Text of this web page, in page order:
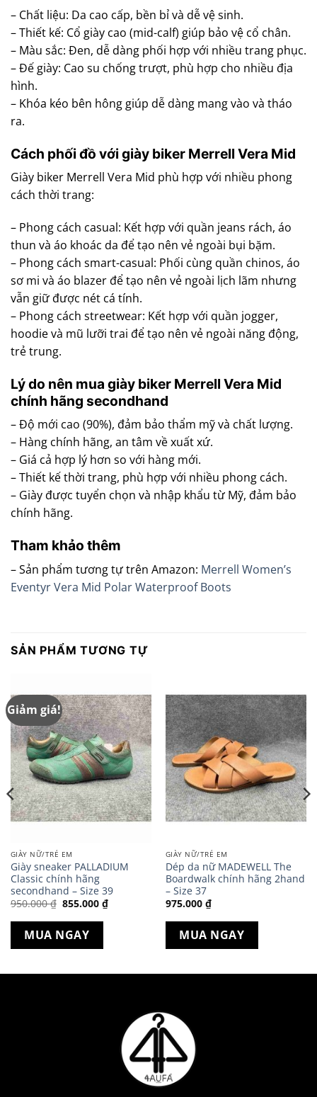
– Chất liệu: Da cao cấp, bền bỉ và dễ vệ sinh.
– Thiết kế: Cổ giày cao (mid-calf) giúp bảo vệ cổ chân.
– Màu sắc: Đen, dễ dàng phối hợp với nhiều trang phục.
– Đế giày: Cao su chống trượt, phù hợp cho nhiều địa
hình.
– Khóa kéo bên hông giúp dễ dàng mang vào và tháo
ra.
Cách phối đồ với giày biker Merrell Vera Mid
Giày biker Merrell Vera Mid phù hợp với nhiều phong
cách thời trang:
– Phong cách casual: Kết hợp với quần jeans rách, áo
thun và áo khoác da để tạo nên vẻ ngoài bụi bặm.
– Phong cách smart-casual: Phối cùng quần chinos, áo
sơ mi và áo blazer để tạo nên vẻ ngoài lịch lãm nhưng
vẫn giữ được nét cá tính.
– Phong cách streetwear: Kết hợp với quần jogger,
hoodie và mũ lưỡi trai để tạo nên vẻ ngoài năng động,
trẻ trung.
Lý do nên mua giày biker Merrell Vera Mid
chính hãng secondhand
– Độ mới cao (90%), đảm bảo thẩm mỹ và chất lượng.
– Hàng chính hãng, an tâm về xuất xứ.
– Giá cả hợp lý hơn so với hàng mới.
– Thiết kế thời trang, phù hợp với nhiều phong cách.
– Giày được tuyển chọn và nhập khẩu từ Mỹ, đảm bảo
chính hãng.
Tham khảo thêm
– Sản phẩm tương tự trên Amazon: Merrell Women’s
Eventyr Vera Mid Polar Waterproof Boots
SẢN PHẨM TƯƠNG TỰ
Giảm giá!
GIÀY NỮ/TRẺ EM
Giày sneaker PALLADIUM
Classic chính hãng
secondhand – Size 39
950.000₫ Giá
là:
950.000 ₫.
855.000 ₫Giá
hiện
MUA NGAY
GIÀY NỮ/TRẺ EM
Dép da nữ MADEWELL The
Boardwalk chính hãng 2hand
– Size 37
975.000 ₫
MUA NGAY